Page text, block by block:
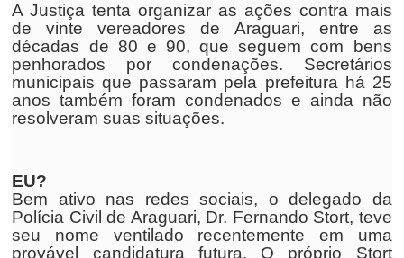
A Justiça tenta organizar as ações contra mais
de vinte vereadores de Araguari, entre as
décadas de 80 e 90, que seguem com bens
penhorados por condenações. Secretários
municipais que passaram pela prefeitura há 25
anos também foram condenados e ainda não
resolveram suas situações.
EU?
Bem ativo nas redes sociais, o delegado da
Polícia Civil de Araguari, Dr. Fernando Stort, teve
seu nome ventilado recentemente em uma
provável candidatura futura. O próprio Stort